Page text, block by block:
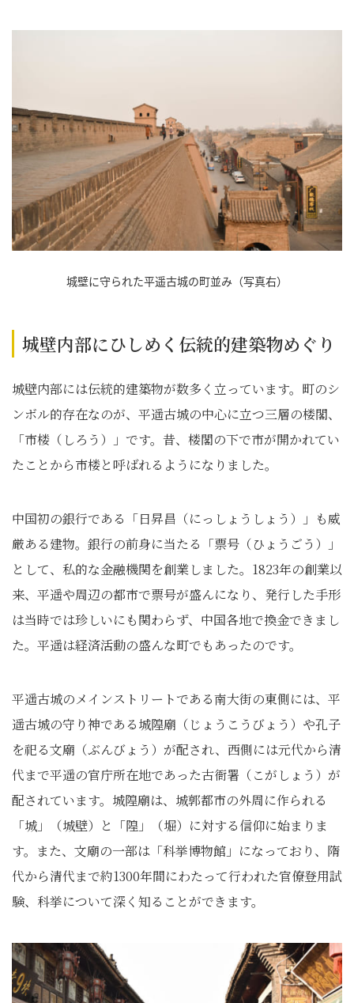
城壁に守られた平遥古城の町並み（写真右）
城壁内部にひしめく伝統的建築物めぐり
城壁内部には伝統的建築物が数多く立っています。町のシ
ンボル的存在なのが、平遥古城の中心に立つ三層の楼閣、
「市楼（しろう）」です。昔、楼閣の下で市が開かれてい
たことから市楼と呼ばれるようになりました。
中国初の銀行である「日昇昌（にっしょうしょう）」も威
厳ある建物。銀行の前身に当たる「票号（ひょうごう）」
として、私的な金融機関を創業しました。1823年の創業以
来、平遥や周辺の都市で票号が盛んになり、発行した手形
は当時では珍しいにも関わらず、中国各地で換金できまし
た。平遥は経済活動の盛んな町でもあったのです。
平遥古城のメインストリートである南大街の東側には、平
遥古城の守り神である城隍廟（じょうこうびょう）や孔子
を祀る文廟（ぶんびょう）が配され、西側には元代から清
代まで平遥の官庁所在地であった古衙署（こがしょう）が
配されています。城隍廟は、城郭都市の外周に作られる
「城」（城壁）と「隍」（堀）に対する信仰に始まりま
す。また、文廟の一部は「科挙博物館」になっており、隋
代から清代まで約1300年間にわたって行われた官僚登用試
験、科挙について深く知ることができます。